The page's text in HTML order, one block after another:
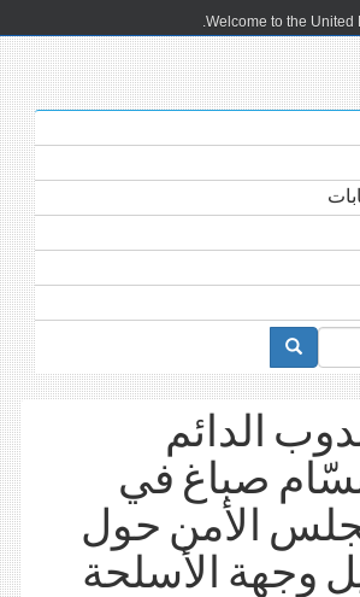
Welcome to the United
الدائم
بسّام صباغ في
الأمن حول
وجهة الأسلحة